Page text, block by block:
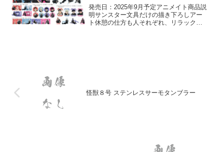
発売日：2025年9月予定アニメイト商品説
明サンスター文具だけの描き下ろしアー
ト休憩の仕方も人それぞれ、リラックス
怪獣８号 ステンレスサーモタンブラー